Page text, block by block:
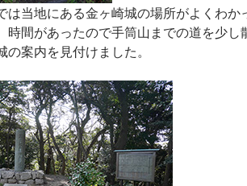
は当地にある金ヶ崎城の場所がよくわか
時間があったので手筒山までの道を少し
の案内を見付けました。